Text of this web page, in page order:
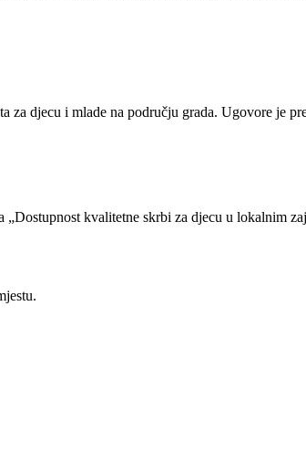
za djecu i mlade na području grada. Ugovore je
kvalitetne skrbi za djecu u lokalnim